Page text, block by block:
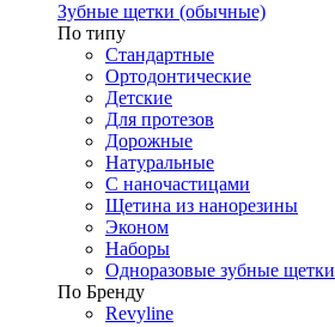
Зубные щетки (обычные)
По типу
Стандартные
Ортодонтические
Детские
Для протезов
Дорожные
Натуральные
С наночастицами
Щетина из нанорезины
Эконом
Наборы
Одноразовые зубные щетки
По Бренду
Revyline